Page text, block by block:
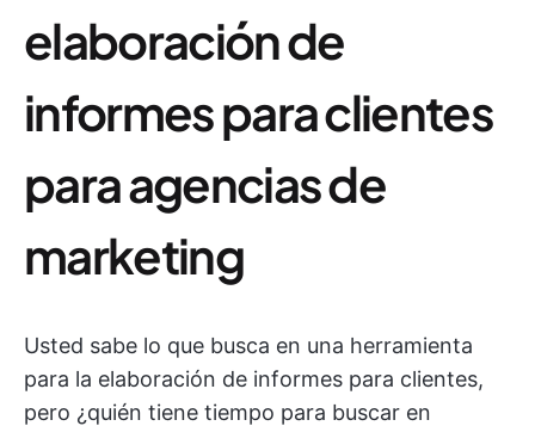
elaboración de
informes para clientes
para agencias de
marketing
Usted sabe lo que busca en una herramienta
para la elaboración de informes para clientes,
pero ¿quién tiene tiempo para buscar en